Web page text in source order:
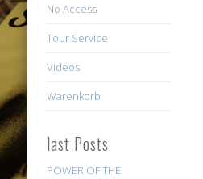
No Access
Tour Service
Videos
Warenkorb
last Posts
POWER OF THE